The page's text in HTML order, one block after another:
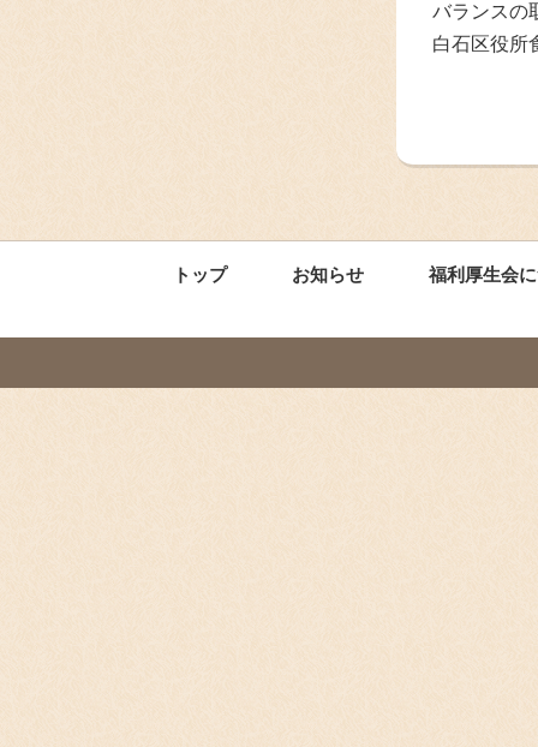
バランスの
白石区役所
トップ お知らせ 福利厚生会